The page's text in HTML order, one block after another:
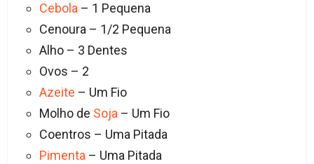
Cebola– 1 Pequena
Cenoura – 1/2 Pequena
Alho – 3 Dentes
Ovos – 2
Azeite – Um Fio
Molho de Soja– Um Fio
Coentros – Uma Pitada
Pimenta– Uma Pitada